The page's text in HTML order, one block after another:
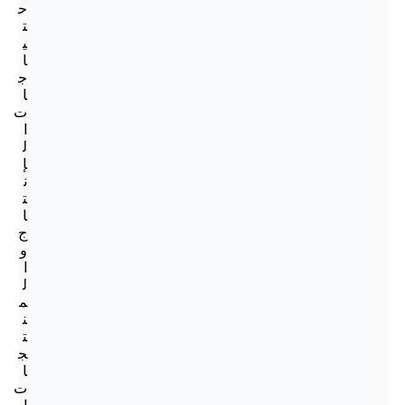
ح
ت
ي
ا
ج
ا
ت
ل
إ
ن
ت
ا
ج
و
ل
م
ن
ت
ج
ا
ت